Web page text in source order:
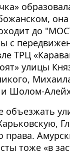
она
до
с
ТРЦ
улицы
Шолом-
объезжать
права.
тоже «в